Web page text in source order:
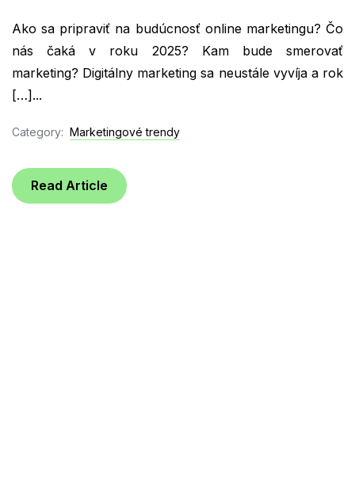
Ako sa pripraviť na budúcnosť online marketingu? Čo
nás čaká v roku 2025? Kam bude smerovať
marketing? Digitálny marketing sa neustále vyvíja a rok
[…]...
Category: Marketingové trendy
Read Article